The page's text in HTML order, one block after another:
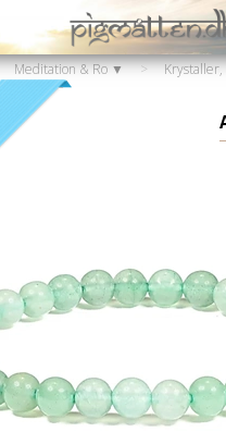
Meditation & Ro ▼ >
Armbånd